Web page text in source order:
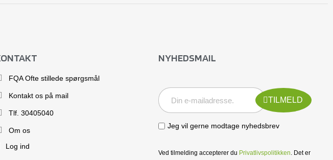
FQA Ofte stillede spørgsmål
Kontakt os på mail
Tlf. 30405040
Om os
Log ind
NYHEDSMAIL
TILMELD
Jeg vil gerne modtage nyhedsbrev
Ved tilmelding accepterer du Privatlivspolitikken. Det er